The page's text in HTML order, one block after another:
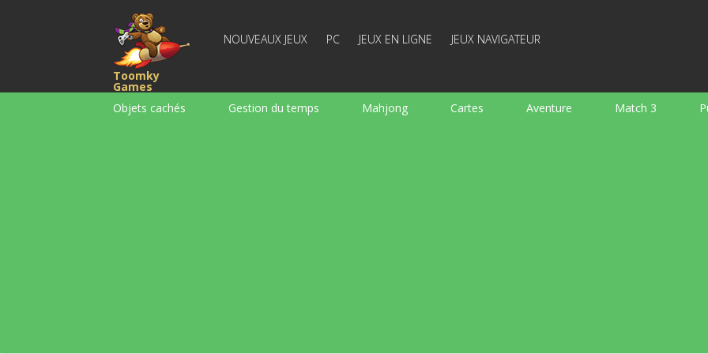
Toomky
Games
NOUVEAUX JEUX PC JEUX EN LIGNE JEUX NAVIGATEUR
Objets cachés Gestion du temps Mahjong Cartes Aventure Match 3